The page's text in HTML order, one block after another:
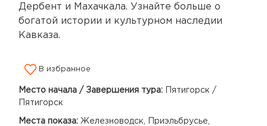
Дербент и Махачкала. Узнайте больше о
богатой истории и культурном наследии
Кавказа.
В избранное
Место начала / Завершения тура:
Пятигорск /
Пятигорск
Места показа: Железноводск, Приэльбрусье,